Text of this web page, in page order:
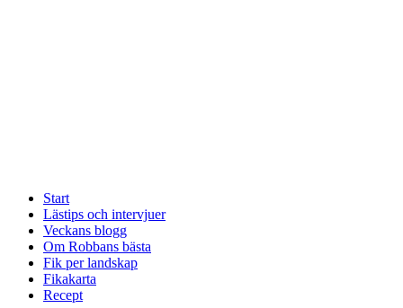
Start
Lästips och intervjuer
Veckans blogg
Om Robbans bästa
Fik per landskap
Fikakarta
Recept